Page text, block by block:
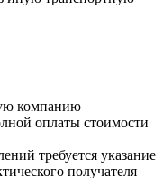
компанию
оплаты стоимости
требуется указание
получателя